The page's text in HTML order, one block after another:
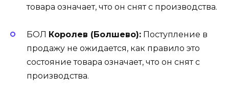
товара означает, что он снят с производства.
БОЛ Королев (Болшево): Поступление в
продажу не ожидается, как правило это
состояние товара означает, что он снят с
производства.